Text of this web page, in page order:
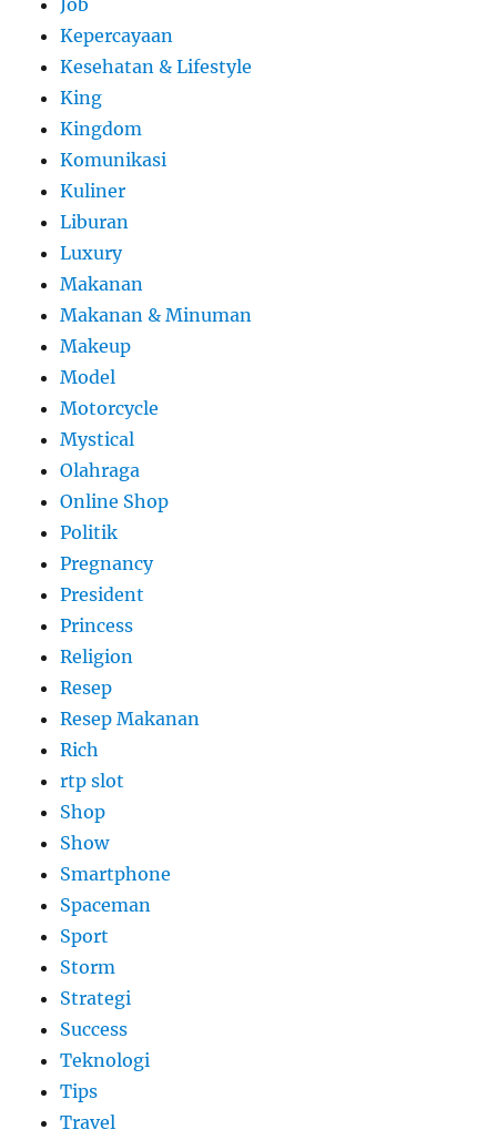
Job
Kepercayaan
Kesehatan & Lifestyle
King
Kingdom
Komunikasi
Kuliner
Liburan
Luxury
Makanan
Makanan & Minuman
Makeup
Model
Motorcycle
Mystical
Olahraga
Online Shop
Politik
Pregnancy
President
Princess
Religion
Resep
Resep Makanan
Rich
rtp slot
Shop
Show
Smartphone
Spaceman
Sport
Storm
Strategi
Success
Teknologi
Tips
Travel